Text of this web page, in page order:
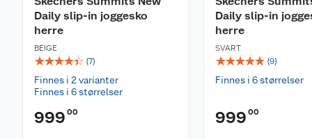
Daily slip-in joggesko
herre
BEIGE
☆☆☆☆☆ (7)
Finnes i 2 varianter
Finnes i 6 størrelser
999 00
Daily slip-in
herre
SVART
☆☆☆☆☆ (9)
Finnes i 6 størrelser
999 00